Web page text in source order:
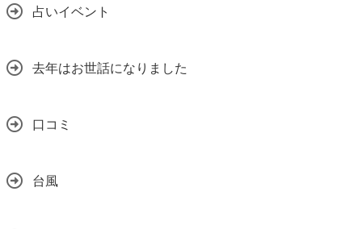
占いイベント
去年はお世話になりました
口コミ
台風